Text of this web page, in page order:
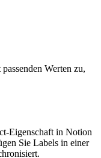
Werten zu,
Eigenschaft in Notion
Sie Labels in einer